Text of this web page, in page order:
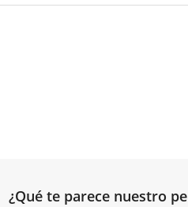
¿Qué te parece nuestro